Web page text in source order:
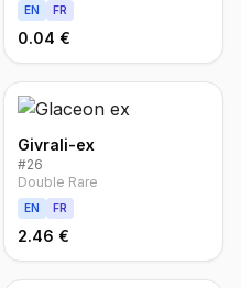
EN FR
0.04 €
Givrali-ex
#26
Double Rare
EN FR
2.46 €